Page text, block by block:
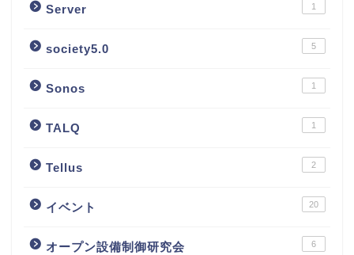
Server 1
society5.0 5
Sonos 1
TALQ 1
Tellus 2
イベント 20
オープン設備制御研究会 6